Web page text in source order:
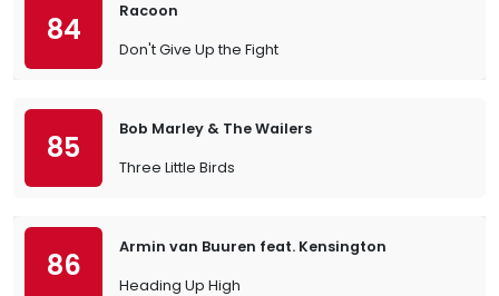
84
Racoon
Don't Give Up the Fight
85
Bob Marley & The Wailers
Three Little Birds
86
Armin van Buuren feat. Kensington
Heading Up High